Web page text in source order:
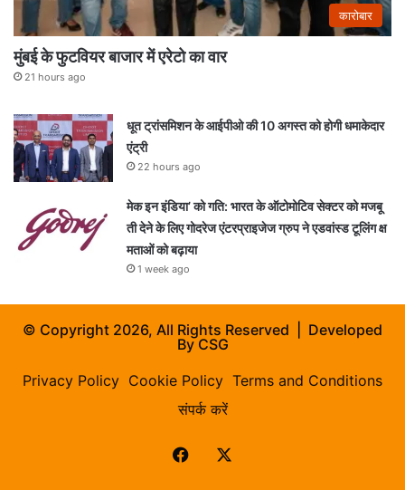
कारोबार
मुंबई के फुटवियर बाजार में एरेटो का वार
21 hours ago
धूत ट्रांसमिशन के आईपीओ की 10 अगस्त को होगी धमाकेदार
एंट्री
22 hours ago
मेक इन इंडिया’ को गति: भारत के ऑटोमोटिव सेक्टर को मजबू
ती देने के लिए गोदरेज एंटरप्राइजेज ग्रुप ने एडवांस्ड टूलिंग क्ष
मताओं को बढ़ाया
1 week ago
© Copyright 2026, All Rights Reserved | Developed
ByCSG
Privacy Policy Cookie Policy Terms and Conditions
संपर्क करें
Facebook